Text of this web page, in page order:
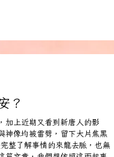
？
加上近期又看到新唐人的影
神像均被雷劈，留下大片焦黑
整了解事情的來龍去脈，也無